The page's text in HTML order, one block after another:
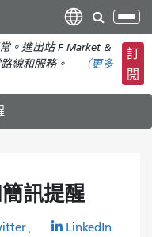
切
換
導
航
。進出站 F Market &
線和服務。
（更多
訂
閱
訊提醒
、 LinkedIn